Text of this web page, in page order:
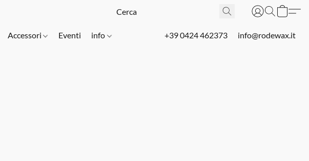
Accessori Eventi info +39 0424 462373 info@rodewax.it